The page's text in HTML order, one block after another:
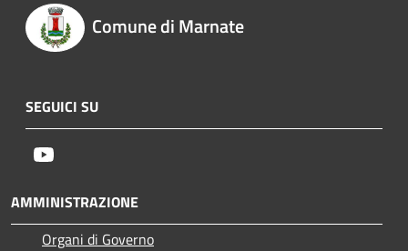
Comune di Marnate
SEGUICI SU
AMMINISTRAZIONE
Organi di Governo